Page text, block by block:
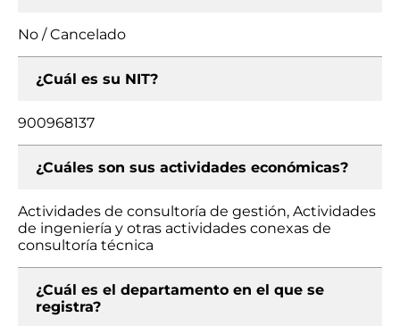
No / Cancelado
¿Cuál es su NIT?
900968137
¿Cuáles son sus actividades económicas?
Actividades de consultoría de gestión, Actividades
de ingeniería y otras actividades conexas de
consultoría técnica
¿Cuál es el departamento en el que se
registra?